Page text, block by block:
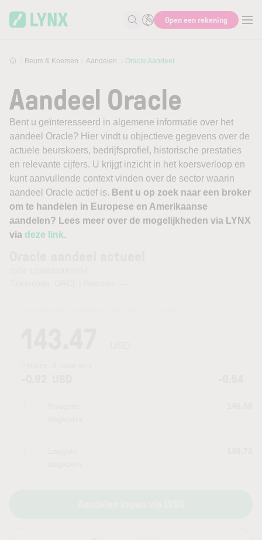
Zoek naar informatie
Open een rekening
Beurs & Koersen Aandelen Oracle Aandeel
Aandeel Oracle
Bent u geïnteresseerd in algemene informatie over het
aandeel Oracle? Hier vindt u objectieve gegevens over de
actuele beurskoers, bedrijfsprofiel, historische prestaties
en relevante cijfers. U krijgt inzicht in het koersverloop en
kunt aanvullende context vinden over de sector waarin
aandeel Oracle actief is. Bent u op zoek naar een broker
om te handelen in Europese en Amerikaanse
aandelen? Lees meer over de mogelijkheden via LYNX
via deze link.